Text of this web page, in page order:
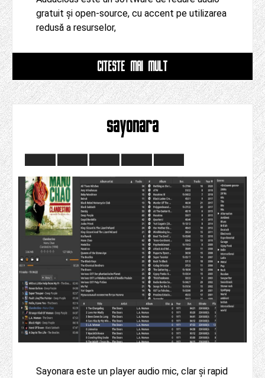
gratuit și open-source, cu accent pe utilizarea
redusă a resurselor,
CITESTE MAI MULT
sayonara
Sayonara este un player audio mic, clar și rapid